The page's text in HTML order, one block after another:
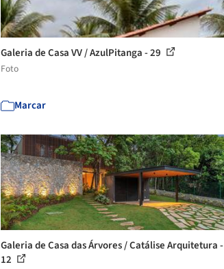
Galeria de Casa VV / AzulPitanga - 29
Foto
Marcar
Galeria de Casa das Árvores / Catálise Arquitetura -
12